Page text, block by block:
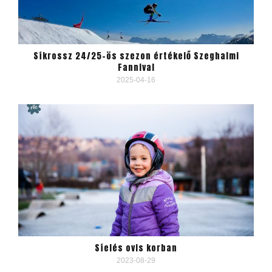
Síkrossz 24/25-ös szezon értékelő Szeghalmi
Fannival
2025-04-16
Síelés ovis korban
2023-08-29